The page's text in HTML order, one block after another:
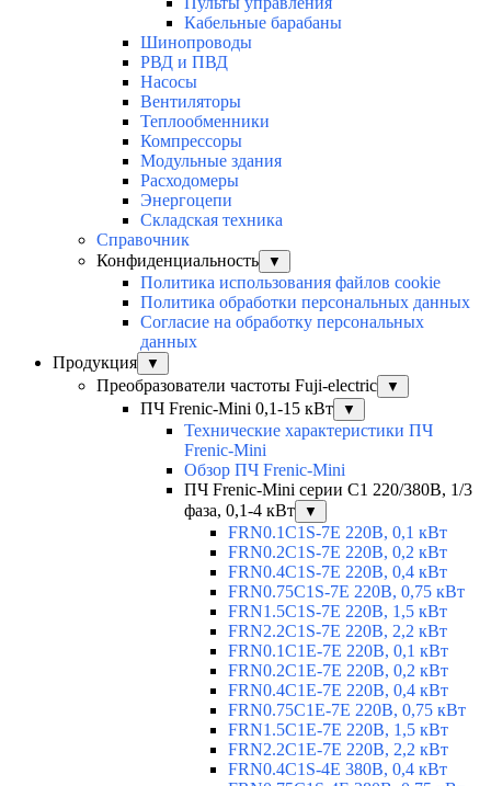
Кабельные барабаны
Шинопроводы
РВД и ПВД
Насосы
Вентиляторы
Теплообменники
Компрессоры
Модульные здания
Расходомеры
Энергоцепи
Складская техника
Справочник
Конфиденциальность
▼
Политика использования файлов cookie
Политика обработки персональных данных
Согласие на обработку персональных
данных
Продукция
▼
Преобразователи частоты Fuji-electric ▼
ПЧ Frenic-Mini 0,1-15 кВт ▼
Технические характеристики ПЧ
Frenic-Mini
Обзор ПЧ Frenic-Mini
ПЧ Frenic-Mini серии C1 220/380В, 1/3
фаза, 0,1-4 кВт
▼
FRN0.1C1S-7E 220В, 0,1 кВт
FRN0.2C1S-7E 220В, 0,2 кВт
FRN0.4C1S-7E 220В, 0,4 кВт
FRN0.75C1S-7E 220В, 0,75 кВт
FRN1.5C1S-7E 220В, 1,5 кВт
FRN2.2C1S-7E 220В, 2,2 кВт
FRN0.1C1E-7E 220В, 0,1 кВт
FRN0.2C1E-7E 220В, 0,2 кВт
FRN0.4C1E-7E 220В, 0,4 кВт
FRN0.75C1E-7E 220В, 0,75 кВт
FRN1.5C1E-7E 220В, 1,5 кВт
FRN2.2C1E-7E 220В, 2,2 кВт
FRN0.4C1S-4E 380В, 0,4 кВт